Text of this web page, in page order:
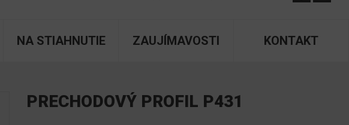
NA STIAHNUTIE ZAUJÍMAVOSTI KONTAKT
PRECHODOVÝ PROFIL P431